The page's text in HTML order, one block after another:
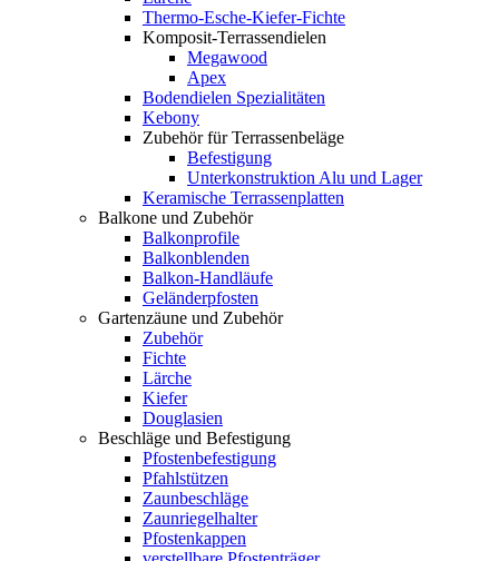
Thermo-Esche-Kiefer-Fichte
Komposit-Terrassendielen
Megawood
Apex
Bodendielen Spezialitäten
Kebony
Zubehör für Terrassenbeläge
Befestigung
Unterkonstruktion Alu und Lager
Keramische Terrassenplatten
Balkone und Zubehör
Balkonprofile
Balkonblenden
Balkon-Handläufe
Geländerpfosten
Gartenzäune und Zubehör
Zubehör
Fichte
Lärche
Kiefer
Douglasien
Beschläge und Befestigung
Pfostenbefestigung
Pfahlstützen
Zaunbeschläge
Zaunriegelhalter
Pfostenkappen